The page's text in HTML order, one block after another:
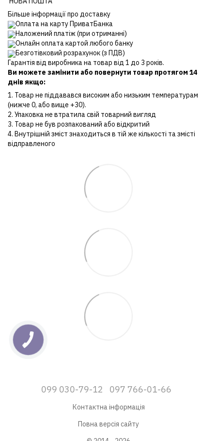
Більше інформації про доставку
Оплата на карту ПриватБанка
Наложений платіж (при отриманні)
Онлайн оплата картой любого банку
Безготівковий розрахунок (з ПДВ)
Гарантія від виробника на товар від 1 до 3 років.
Ви можете замінити або повернути товар протягом 14
днів якщо:
1. Товар не піддавався високим або низьким температурам
(нижче 0, або вище +30).
2. Упаковка не втратила свій товарний вигляд
3. Товар не був розпакований або відкритий
4. Внутрішній зміст знаходиться в тій же кількості та змісті
відправленого
099 030-79-12 097 766-01-66
Контактна інформація
Повна версія сайту